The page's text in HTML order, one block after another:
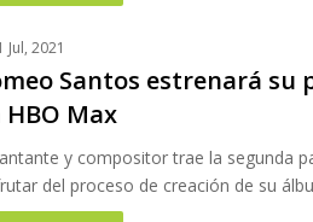
Jul, 2021
Santos estrenará
HBO Max
y compositor trae la segunda
del proceso de creación de su